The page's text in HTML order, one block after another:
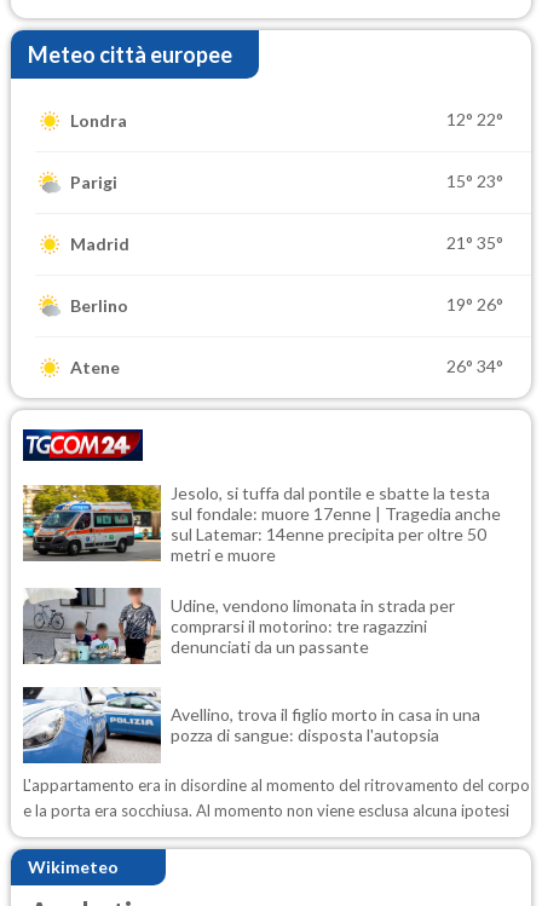
Meteo città europee
Londra 12° 22°
Parigi 15° 23°
Madrid 21° 35°
Berlino 19° 26°
Atene 26° 34°
Jesolo, si tuffa dal pontile e sbatte la testa
sul fondale: muore 17enne | Tragedia anche
sul Latemar: 14enne precipita per oltre 50
metri e muore
Udine, vendono limonata in strada per
comprarsi il motorino: tre ragazzini
denunciati da un passante
Avellino, trova il figlio morto in casa in una
pozza di sangue: disposta l'autopsia
L'appartamento era in disordine al momento del ritrovamento del corpo
e la porta era socchiusa. Al momento non viene esclusa alcuna ipotesi
Wikimeteo